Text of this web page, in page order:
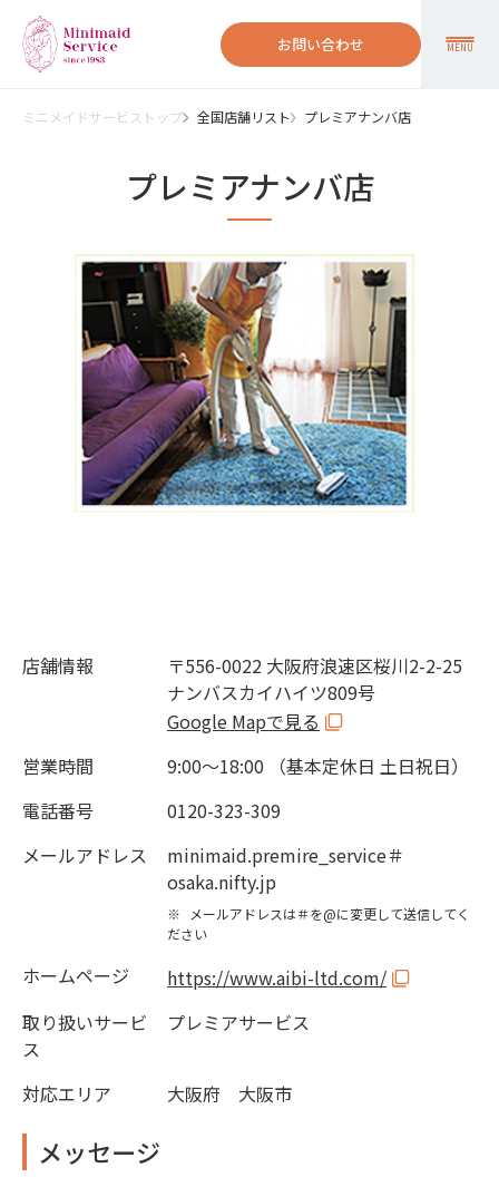
お問い合わせ MENU
ミニメイドサービストップ 全国店舗リスト プレミアナンバ店
プレミアナンバ店
店舗情報
〒556-0022 大阪府浪速区桜川2-2-25
ナンバスカイハイツ809号
Google Mapで見る
営業時間
9:00～18:00 （基本定休日 土日祝日）
電話番号
0120-323-309
メールアドレス
minimaid.premire_service＃
osaka.nifty.jp
※
メールアドレスは＃を@に変更して送信してく
ださい
ホームページ
https://www.aibi-ltd.com/
取り扱いサービ
ス
プレミアサービス
対応エリア 大阪府 大阪市
メッセージ